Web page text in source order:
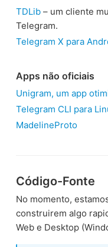
TDLib – um cliente
Telegram.
Telegram X para
Apps não oficiais
Unigram, um app
Telegram CLI para
MadelineProto
Código-Fonte
No momento,
construirem algo
Web e Desktop